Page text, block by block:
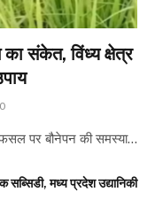
संकेत, विंध्य क्षेत्र
0
फसल पर बौनेपन की समस्या…
मध्य प्रदेश उद्यानिकी